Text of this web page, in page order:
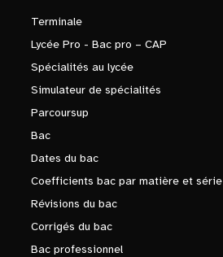
Terminale
Lycée Pro - Bac pro – CAP
Spécialités au lycée
Simulateur de spécialités
Parcoursup
Bac
Dates du bac
Coefficients bac par matière et série
Révisions du bac
Corrigés du bac
Bac professionnel